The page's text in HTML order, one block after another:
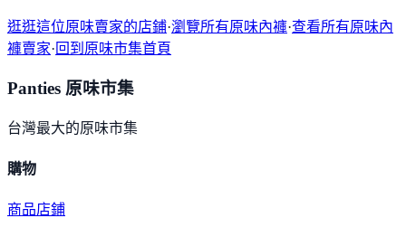
逛逛這位原味賣家的店鋪·瀏覽所有原味內褲·查看所有原味內
褲賣家·回到原味市集首頁
Panties 原味市集
台灣最大的原味市集
購物
商品店鋪